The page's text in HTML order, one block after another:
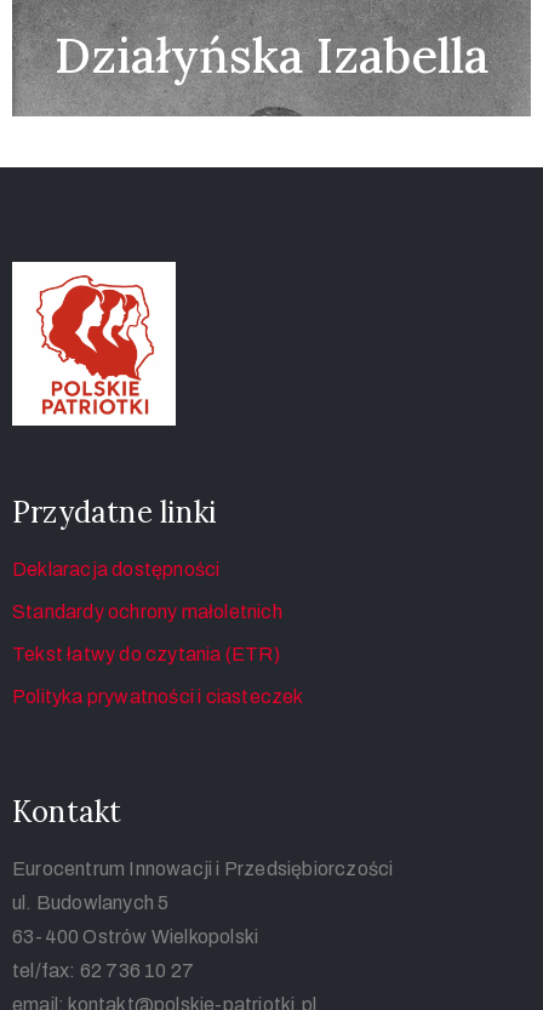
Działyńska Izabella
Przydatne linki
Deklaracja dostępności
Standardy ochrony małoletnich
Tekst łatwy do czytania (ETR)
Polityka prywatności i ciasteczek
Kontakt
Eurocentrum Innowacji i Przedsiębiorczości
ul. Budowlanych 5
63-400 Ostrów Wielkopolski
tel/fax: 62 736 10 27
email: kontakt@polskie-patriotki.pl